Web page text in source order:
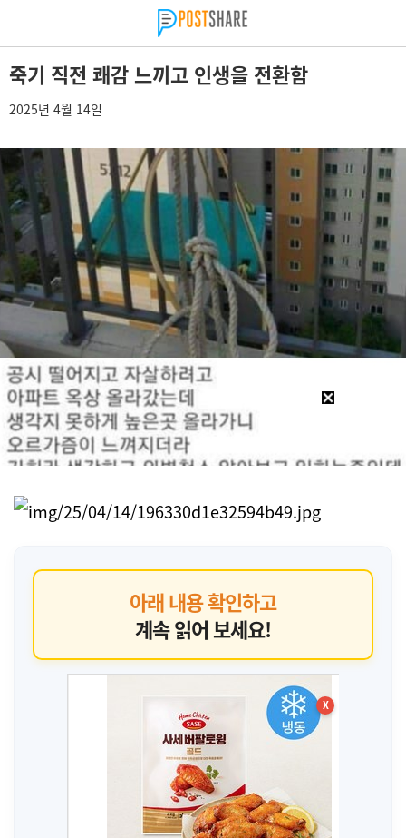
죽기 직전 쾌감 느끼고 인생을 전환함
2025년 4월 14일
아래 내용 확인하고
계속 읽어 보세요!
X